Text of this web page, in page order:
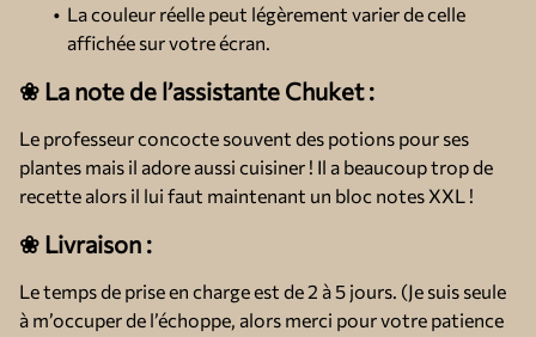
La couleur réelle peut légèrement varier de celle
affichée sur votre écran.
❀ La note de l’assistante Chuket :
Le professeur concocte souvent des potions pour ses
plantes mais il adore aussi cuisiner ! Il a beaucoup trop de
recette alors il lui faut maintenant un bloc notes XXL !
❀ Livraison :
Le temps de prise en charge est de 2 à 5 jours. (Je suis seule
à m’occuper de l’échoppe, alors merci pour votre patience